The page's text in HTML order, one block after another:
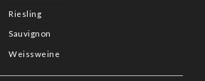
Riesling
Sauvignon
Weissweine